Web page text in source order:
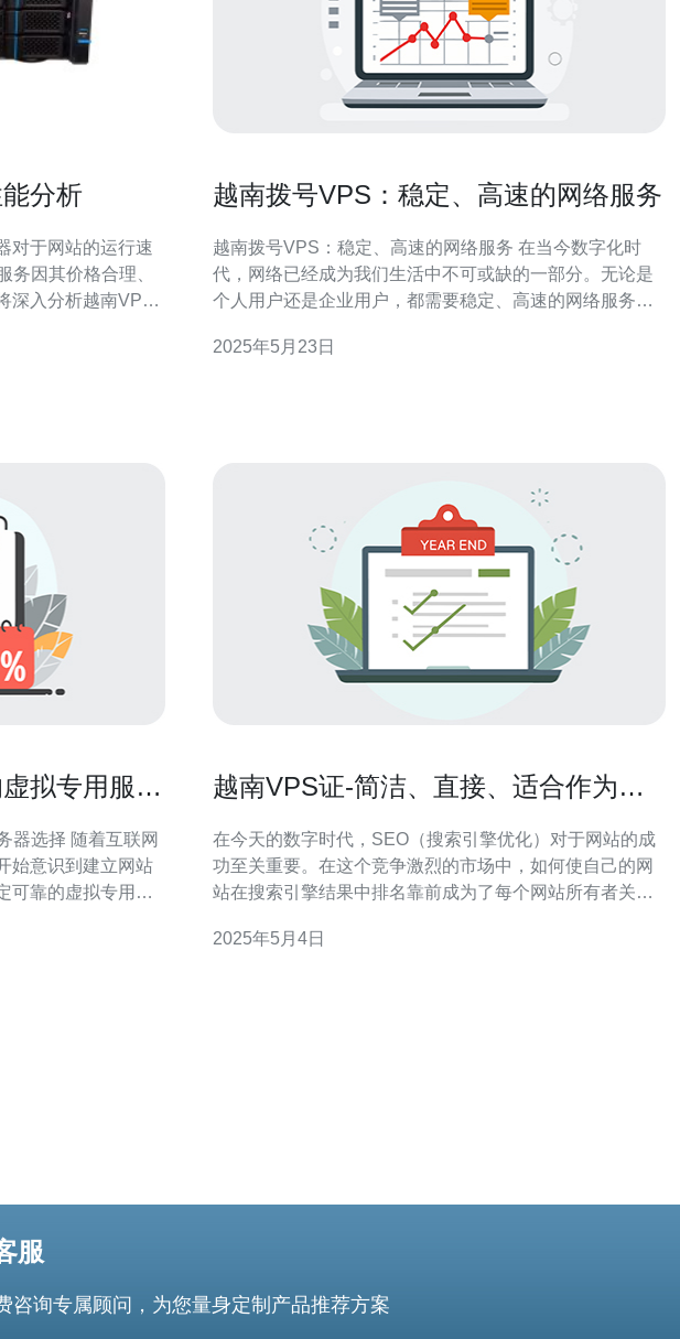
分析
对于网站的运行速
务因其价格合理、
深入分析越南VPS
越南拨号VPS：稳定、高速的网络服务
越南拨号VPS：稳定、高速的网络服务 在当今数字化时
代，网络已经成为我们生活中不可或缺的一部分。无论是
个人用户还是企业用户，都需要稳定、高速的网络服务来
有稳定性和高速性的特点，受到越来越多用户的青睐。 拨
2025年5月23日
拟专用服务
着互联网
始意识到建立网站
可靠的虚拟专用服
务器呢？本文将
越南VPS证-简洁、直接、适合作为
在今天的数字时代，SEO（搜索引擎优化）对于网站的成
功至关重要。在这个竞争激烈的市场中，如何使自己的网
站在搜索引擎结果中排名靠前成为了每个网站所有者关注
洁、直接且适合作为SEO文章标题的句子。 越南VPS证是
2025年5月4日
服
咨询专属顾问，为您量身定制产品推荐方案